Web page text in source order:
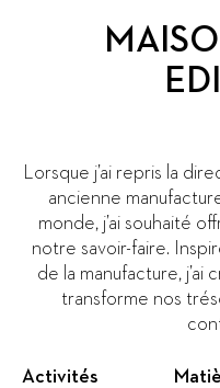
Lorsque j’ai repris la
ancienne
monde, j’ai souhaité
notre savoir-faire.
de la manufacture,
transforme nos
Activités